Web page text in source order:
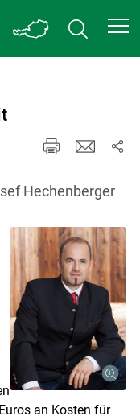
Hechenberger
an Kosten für